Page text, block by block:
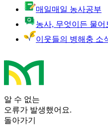
매일매일 농사공부
농사, 무엇이든 물어
이웃들의 병해충 소
알 수 없는
오류가 발생했어요.
돌아가기